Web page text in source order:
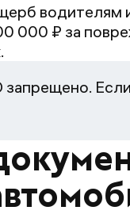
000 ₽ за